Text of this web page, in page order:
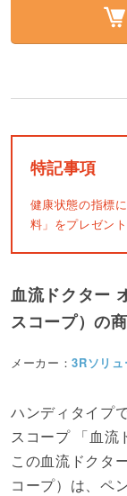
特記事項
健康状態の指標
料」をプレゼント
血流ドクター
スコープ）の
メーカー：3Rソリ
ハンディタイプ
スコープ 「血流
この血流ドクタ
コープ）は、ペ